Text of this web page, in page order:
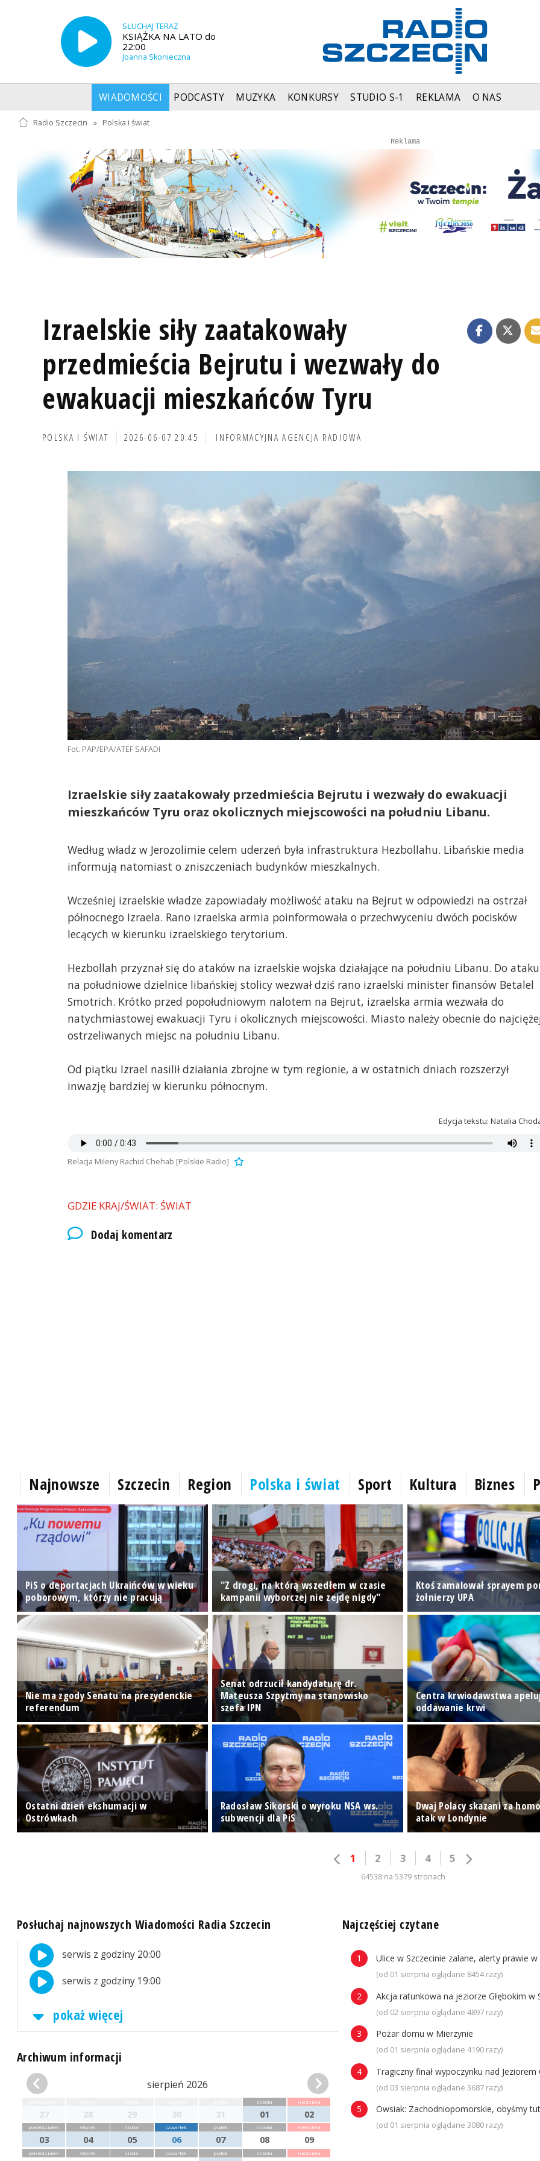
SŁUCHAJ TERAZ
KSIĄŻKA NA LATO do
22:00
Joanna Skonieczna
WIADOMOŚCI PODCASTY MUZYKA KONKURSY STUDIO S-1 REKLAMA O NAS
Radio Szczecin » Polska i świat
Reklama
Autopromocja
Autopromocja
Izraelskie siły zaatakowały
przedmieścia Bejrutu i wezwały do
ewakuacji mieszkańców Tyru
POLSKA I ŚWIAT 2026-06-07 20:45 INFORMACYJNA AGENCJA RADIOWA
Fot. PAP/EPA/ATEF SAFADI
Izraelskie siły zaatakowały przedmieścia Bejrutu i wezwały do ewakuacji
mieszkańców Tyru oraz okolicznych miejscowości na południu Libanu.
Według władz w Jerozolimie celem uderzeń była infrastruktura Hezbollahu. Libańskie media
informują natomiast o zniszczeniach budynków mieszkalnych.
Wcześniej izraelskie władze zapowiadały możliwość ataku na Bejrut w odpowiedzi na ostrzał
północnego Izraela. Rano izraelska armia poinformowała o przechwyceniu dwóch pocisków
lecących w kierunku izraelskiego terytorium.
Hezbollah przyznał się do ataków na izraelskie wojska działające na południu Libanu. Do ataku
na południowe dzielnice libańskiej stolicy wezwał dziś rano izraelski minister finansów Betalel
Smotrich. Krótko przed popołudniowym nalotem na Bejrut, izraelska armia wezwała do
natychmiastowej ewakuacji Tyru i okolicznych miejscowości. Miasto należy obecnie do
ostrzeliwanych miejsc na południu Libanu.
Od piątku Izrael nasilił działania zbrojne w tym regionie, a w ostatnich dniach rozszerzył
inwazję bardziej w kierunku północnym.
Edycja tekstu: Natalia
Relacja Mileny Rachid Chehab [Polskie Radio]
GDZIE KRAJ/ŚWIAT: ŚWIAT
Dodaj komentarz
Najnowsze Szczecin Region Polska i świat Sport Kultura Biznes
PiS o deportacjach Ukraińców w wieku
poborowym, którzy nie pracują
"Z drogi, na którą wszedłem w czasie
kampanii wyborczej nie zejdę nigdy"
Ktoś zamalował sprayem
żołnierzy UPA
Nie ma zgody Senatu na prezydenckie
referendum
Senat odrzucił kandydaturę dr.
Mateusza Szpytmy na stanowisko
szefa IPN
Centra krwiodawstwa
oddawanie krwi
Ostatni dzień ekshumacji w
Ostrówkach
Radosław Sikorski o wyroku NSA ws.
subwencji dla PiS
Dwaj Polacy skazani za
atak w Londynie
1 2 3 4 5
64538 na 5379 stronach
Posłuchaj najnowszych Wiadomości Radia Szczecin
serwis z godziny 20:00
serwis z godziny 19:00
pokaż więcej
Archiwum informacji
sierpień 2026
27 28 29 30 31
sobota
01
niedziela
02
poniedziałek
03
wtorek
04
środa
05
czwartek
06
piątek
07
sobota
08
niedziela
09
poniedziałek wtorek środa czwartek piątek sobota niedziela
Najczęściej czytane
Ulice w Szczecinie zalane, alerty prawie w
(od 01 sierpnia oglądane 8454 razy)
Akcja ratunkowa na jeziorze Głębokim w
(od 02 sierpnia oglądane 4897 razy)
Pożar domu w Mierzynie
(od 01 sierpnia oglądane 4190 razy)
Tragiczny finał wypoczynku nad Jeziorem
(od 03 sierpnia oglądane 3687 razy)
Owsiak: Zachodniopomorskie, obyśmy
(od 01 sierpnia oglądane 3080 razy)